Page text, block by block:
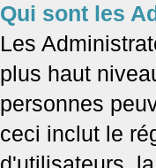
Qui sont les
Les
plus haut
personnes
ceci inclut le